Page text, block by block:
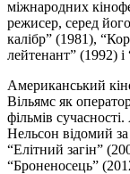
міжнародних
режисер, серед
калібр” (1981),
лейтенант” (1992)
Американський
Вільямс як
фільмів
Нельсон відомий
“Елітний загін”
“Броненосець”